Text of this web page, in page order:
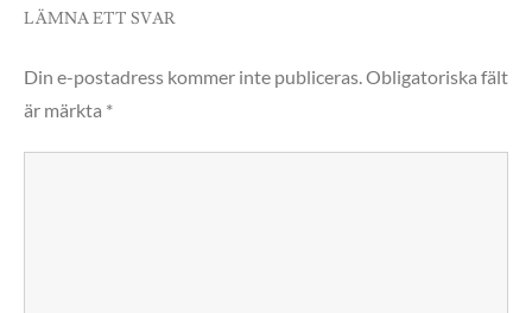
LÄMNA ETT SVAR
Din e-postadress kommer inte publiceras. Obligatoriska fält
är märkta *